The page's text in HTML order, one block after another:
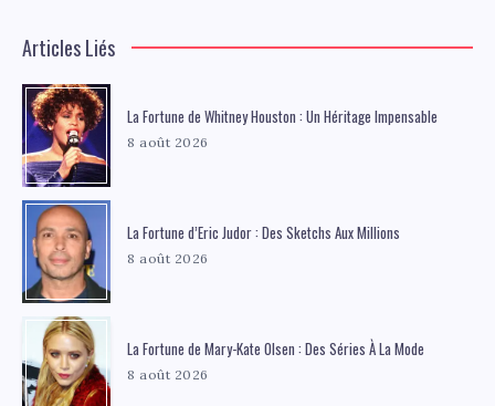
Articles Liés
La Fortune de Whitney Houston : Un Héritage Impensable
8 août 2026
La Fortune d’Eric Judor : Des Sketchs Aux Millions
8 août 2026
La Fortune de Mary-Kate Olsen : Des Séries À La Mode
8 août 2026